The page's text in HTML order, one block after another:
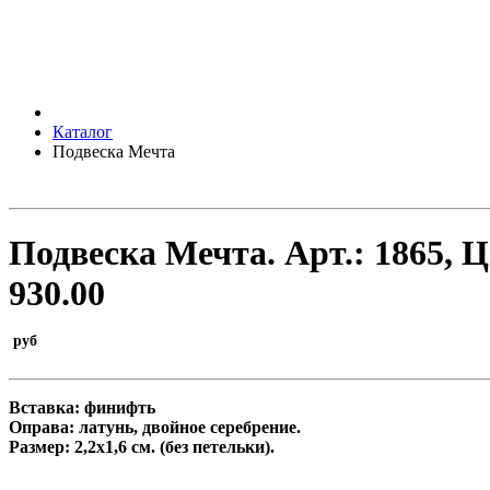
Каталог
Подвеска Мечта
Подвеска Мечта. Арт.: 1865,
930.00
руб
Вставка: финифть
Оправа: латунь, двойное серебрение.
Размер: 2,2х1,6 см. (без петельки).